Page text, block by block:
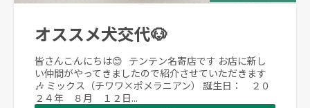
オススメ犬交代🐶
皆さんこんにちは😊 テンテン名寄店です お店に新し
い仲間がやってきましたので紹介させていただきます
🎶 ミックス（チワワ×ポメラニアン） 誕生日： ２０
２４年 ８月 １２日...